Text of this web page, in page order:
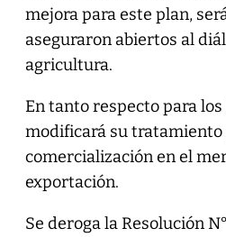
mejora para este plan,
aseguraron abiertos al
agricultura.
En tanto respecto para los
modificará su tratamiento
comercialización en el
exportación.
Se deroga la Resolución